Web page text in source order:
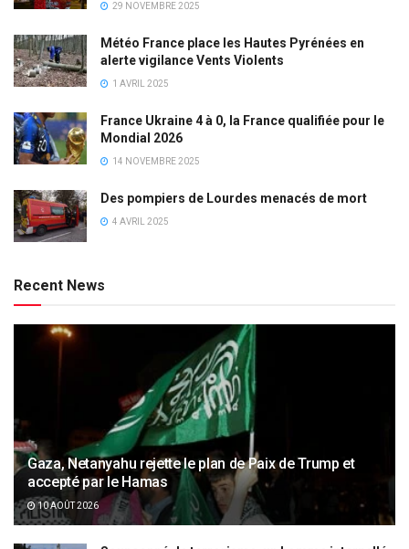
29 NOVEMBRE 2025
Météo France place les Hautes Pyrénées en
alerte vigilance Vents Violents
1 AVRIL 2025
France Ukraine 4 à 0, la France qualifiée pour le
Mondial 2026
14 NOVEMBRE 2025
Des pompiers de Lourdes menacés de mort
4 AVRIL 2025
Recent News
Gaza, Netanyahu rejette le plan de Paix de Trump et
accepté par le Hamas
10 AOÛT 2026